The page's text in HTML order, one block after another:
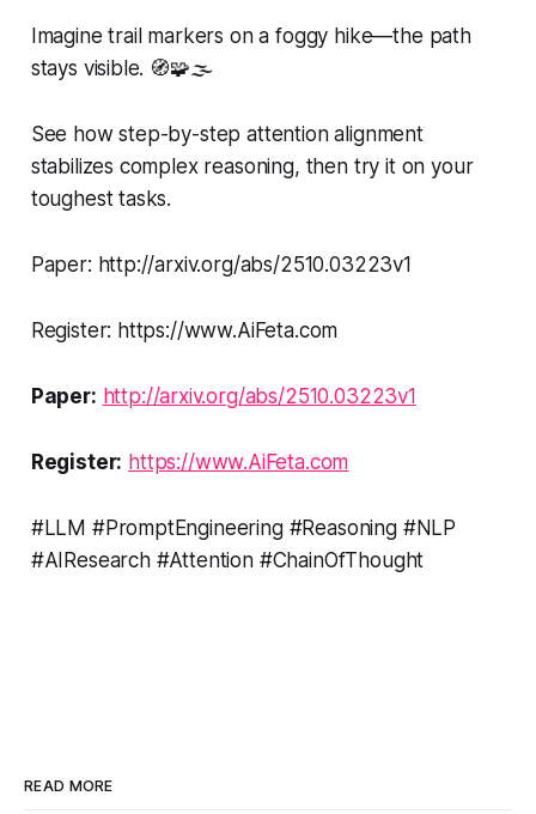
Imagine trail markers on a foggy hike—the path
stays visible. 🧭🧩🌫️
See how step-by-step attention alignment
stabilizes complex reasoning, then try it on your
toughest tasks.
Paper: http://arxiv.org/abs/2510.03223v1
Register: https://www.AiFeta.com
Paper: http://arxiv.org/abs/2510.03223v1
Register: https://www.AiFeta.com
#LLM #PromptEngineering #Reasoning #NLP
#AIResearch #Attention #ChainOfThought
READ MORE